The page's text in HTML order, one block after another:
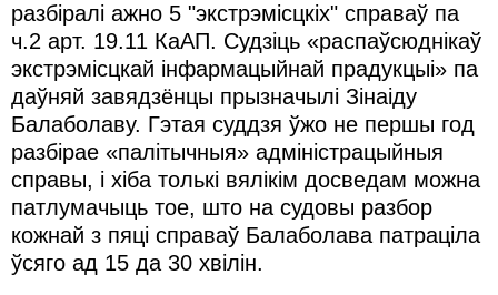
разбіралі ажно 5 "экстрэмісцкіх" справаў па
ч.2 арт. 19.11 КаАП. Судзіць «распаўсюднікаў
экстрэмісцкай інфармацыйнай прадукцыі» па
даўняй завядзёнцы прызначылі Зінаіду
Балаболаву. Гэтая суддзя ўжо не першы год
разбірае «палітычныя» адміністрацыйныя
справы, і хіба толькі вялікім досведам можна
патлумачыць тое, што на судовы разбор
кожнай з пяці справаў Балаболава патраціла
ўсяго ад 15 да 30 хвілін.
Мігранты
Мірныя сходы
Палітвязьні
Праваабаронцы
Правы дзіцяці
Пэнітэнцыярная сыстэма